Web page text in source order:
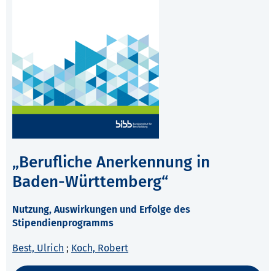
„Berufliche Anerkennung in
Baden-Württemberg“
Nutzung, Auswirkungen und Erfolge des
Stipendienprogramms
Best, Ulrich ; Koch, Robert